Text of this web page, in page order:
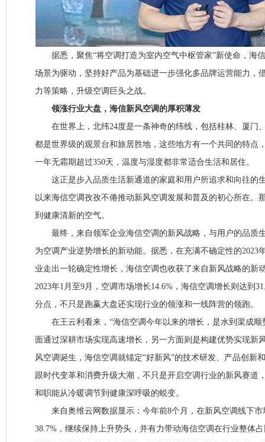
据悉，聚焦“将空调打造为室内空气中枢管家”新使命，海
场景为驱动，坚持好产品为基础进一步强化多品牌运营能力，
力等策略，升级空调巨头之战。
领涨行业大盘，海信新风空调的厚积薄发
在世界上，北纬24度是一条神奇的纬线，包括桂林、厦门
都是世界级的观景台和旅居胜地，这些地方有一个共同的特点
一年无霜期超过350天，温度与湿度都非常适合生活和居住。
这正是步入品质生活新通道的家庭和用户所追求和向往的
以来海信空调孜孜不倦推动新风空调发展和普及的初心所在。
到健康清新的空气。
最终，来自领军企业海信空调的新风战略，与用户的品质
为空调产业逆势增长的新动能。据悉，在充满不确定性的2023
业走出一轮确定性增长，海信空调也收获了来自新风战略的新
2023年1月至9月，空调市场增长14.6%，海信空调增长则达到
分点，不只是跑赢大盘还实现行业的领涨和一线阵营的领跑。
在王云利看来，“海信空调今年以来的增长，是水到渠成顺
面通过深耕市场实现高速增长，另一方面则是构建优势实现新
风空调诞生，海信空调就锚定“好新风”的技术研发、产品创新
跟时代变革和消费升级大潮，不只是开启空调行业的新风赛道
和职能从冷暖调节到健康深呼吸的蜕变。
来自奥维云网数据显示：今年前8个月，在新风空调线下市
38.7%，继续保持上升势头，并有力带动海信空调在行业整体